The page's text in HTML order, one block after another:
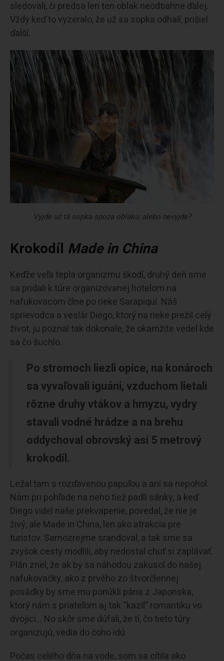
sledovali, či predsa len ten oblak neodtiahne ďalej.
Vždy keď to vyzeralo, že už sa sopka odhalí, prišiel
ďalší.
Vyjde už tá sopka spoza oblaku, alebo nevyjde?
Krokodíl Made in China
Keďže veľa tepla organizmu škodí, druhý deň sme
sa pridali k túre organizovanej hotelom na
nafukovacom člne po rieke Sarapiquí. Náš
sprievodca a veslár Diego, ktorý na rieke prežil celý
život, ju poznal tak dokonale, že okamžite vedel kde
sa čo šuchlo.
Po stromoch liezli opice, na konároch
sa vyvaľovali iguáni, vzduchom lietali
rôzne druhy vtákov a hmyzu, vydry
stavali vodné hrádze a na brehu
oddychoval obrovský asi 5 metrový
krokodíl.
Ležal tam s rozďavenou papuľou a ani sa nepohol.
Nám pri pohľade na neho tiež padli sánky, a keď
Diego videl naše prekvapenie, povedal, že nie je
živý, ale Made in China, len ako atrakcia pre
turistov. Samozrejme srandoval, a tak sme sa
zvyšok cesty modlili, aby nedostal chuť si zaplávať.
Plán znel, že ak by sa náhodou zakusol do našej
nafukovačky, ako z prvého zo štvorčlennej
posádky by sme mu ponúkli pána z Japonska,
ktorý nám s priateľom aj tak “kazil” romantiku vo
dvojici… No skôr sme dúfali, že tí, čo tieto túry
organizujú, vedia do čoho idú.
Počas celého dňa na vode, som sa cítila ako